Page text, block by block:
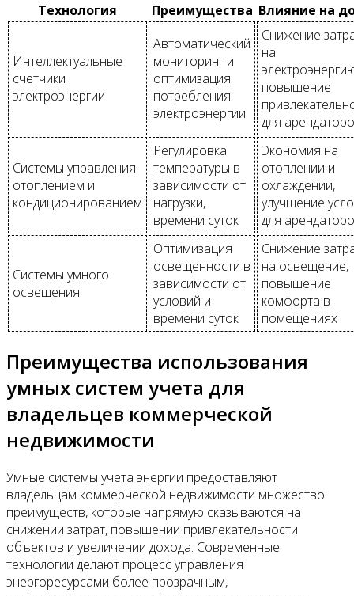
Технология Преимущества Влияние на
Интеллектуальные
счетчики
электроэнергии
Автоматический
мониторинг и
оптимизация
потребления
электроэнергии
Снижение
на
повышение
для
Системы управления
отоплением и
кондиционированием
Регулировка
температуры в
зависимости от
нагрузки,
времени суток
Экономия на
отоплении и
охлаждении,
улучшение
для
Системы умного
освещения
Оптимизация
освещенности в
зависимости от
условий и
времени суток
Снижение
на освещение,
повышение
комфорта в
помещениях
Преимущества использования
умных систем учета для
владельцев коммерческой
недвижимости
Умные системы учета энергии предоставляют
владельцам коммерческой недвижимости множество
преимуществ, которые напрямую сказываются на
снижении затрат, повышении привлекательности
объектов и увеличении дохода. Современные
технологии делают процесс управления
энергоресурсами более прозрачным,